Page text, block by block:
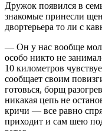
Дружок появился в
знакомые принесли
двортерьера то ли с
— Он у нас вообще
особо никто не
10 километров
сообщает своим
готовься, борщ
никакая цепь не
кричи — все равно
приходит и сам шею